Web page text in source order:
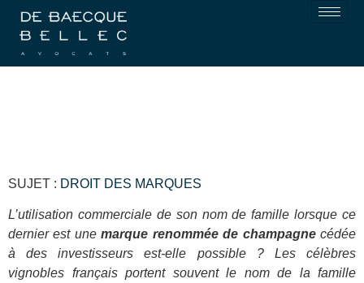
SUJET : DROIT DES MARQUES
L’utilisation commerciale de son nom de famille lorsque ce
dernier est unemarque renommée de champagnecédée
à des investisseurs est-elle possible ? Les célèbres
vignobles français portent souvent le nom de la famille